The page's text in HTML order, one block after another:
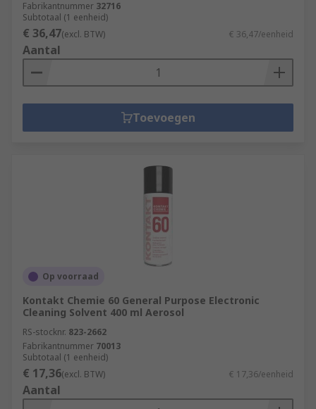
Fabrikantnummer 32716
Subtotaal (1 eenheid)
€ 36,47(excl. BTW) € 36,47/eenheid
Aantal
Toevoegen
Op voorraad
Kontakt Chemie 60 General Purpose Electronic
Cleaning Solvent 400 ml Aerosol
RS-stocknr. 823-2662
Fabrikantnummer 70013
Subtotaal (1 eenheid)
€ 17,36(excl. BTW) € 17,36/eenheid
Aantal